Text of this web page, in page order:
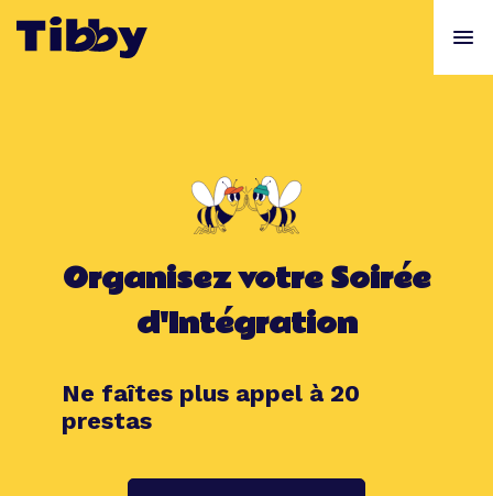
Organisez votre Soirée
d'Intégration
Ne faîtes plus appel à 20
prestas